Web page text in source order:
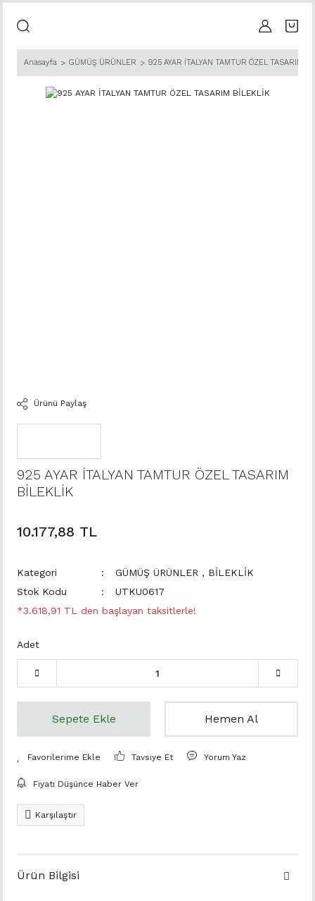
Anasayfa GÜMÜŞ ÜRÜNLER 925 AYAR İTALYAN TAMTUR ÖZEL TASARIM
Ürünü Paylaş
925 AYAR İTALYAN TAMTUR ÖZEL TASARIM
BİLEKLİK
10.177,88 TL
Kategori GÜMÜŞ ÜRÜNLER , BİLEKLİK
Stok Kodu
UTKU0617
*3.618,91 TL den başlayan taksitlerle!
Adet
Sepete Ekle Hemen Al
Tavsiye Et Yorum Yaz
Fiyatı Düşünce Haber Ver
Karşılaştır
Ürün Bilgisi